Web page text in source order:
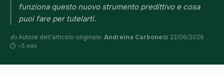
funziona questo nuovo strumento predittivo e cosa
puoi fare per tutelarti.
✍️ Autore dell'articolo originale: Andreina Carbone📅 22/06/2026
⏱ ~5 min